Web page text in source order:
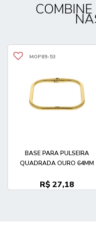
MOP89-53
BASE PARA PULSEIRA
QUADRADA OURO 64MM
R$ 27,18